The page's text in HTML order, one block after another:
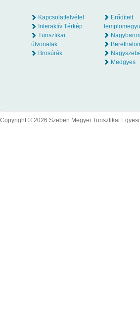
Kapcsolatfelvétel
Interaktív Térkép
Turisztikai
útvonalak
Brosúrák
Erődített
Medgyes
Copyright © 2026 Szeben Megyei Turisztikai